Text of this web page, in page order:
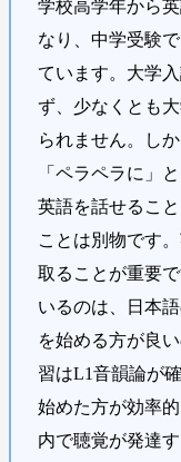
学校高学年から
なり、中学受験
ています。大学
ず、少なくとも
られません。し
「ペラペラに」
英語を話せるこ
ことは別物です
取ることが重要
いるのは、日本
を始める方が良
習はL1音韻論が
始めた方が効率
内で聴覚が発達